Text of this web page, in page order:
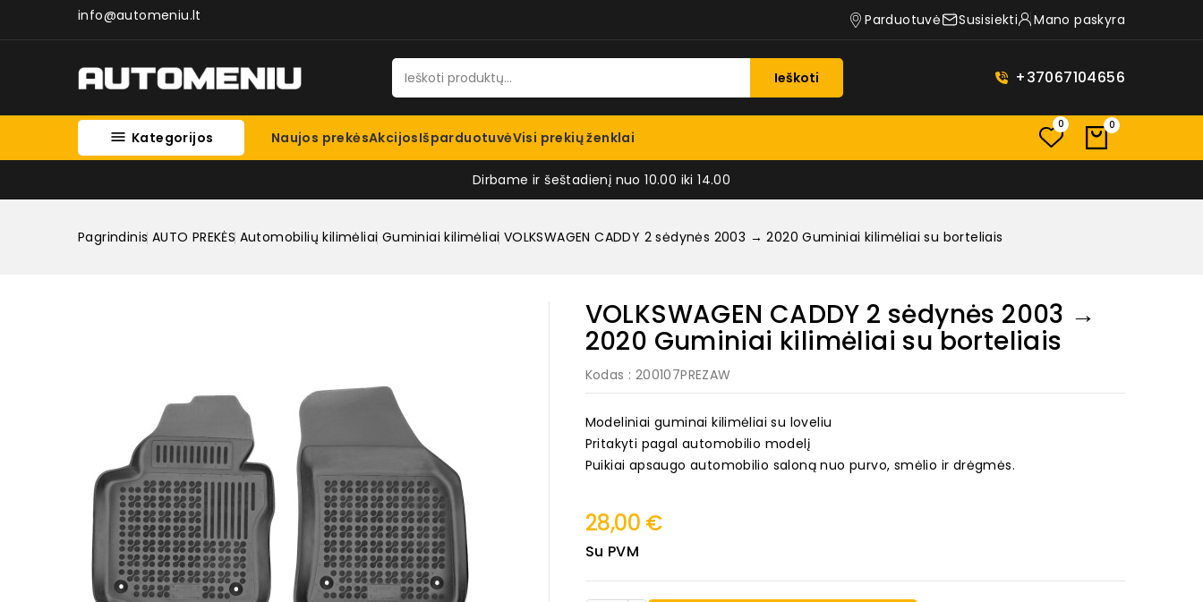
info@automeniu.lt Parduotuvė Susisiekti Mano paskyra
Ieškoti +37067104656
 Kategorijos Naujos prekėsAkcijosIšparduotuvėVisi prekių ženklai
0 0
Dirbame ir šeštadienį nuo 10.00 iki 14.00
Pagrindinis AUTO PREKĖS Automobilių kilimėliai Guminiai kilimėliai VOLKSWAGEN CADDY 2 sėdynės 2003 → 2020 Guminiai kilimėliai su borteliais
VOLKSWAGEN CADDY 2 sėdynės 2003 →
2020 Guminiai kilimėliai su borteliais
Kodas : 200107PREZAW
Modeliniai guminai kilimėliai su loveliu
Pritakyti pagal automobilio modelį
Puikiai apsaugo automobilio saloną nuo purvo, smėlio ir drėgmės.
28,00 €
Su PVM